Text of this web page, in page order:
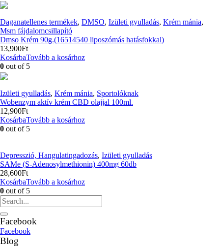
Daganatellenes termékek, DMSO, Izületi gyulladás, Krém mánia,
Msm fájdalomcsillapító
Dmso Krém 90g.(16514540 liposzómás hatásfokkal)
13,900Ft
KosárbaTovább a kosárhoz
0 out of 5
Izületi gyulladás, Krém mánia, Sportolóknak
Wobenzym aktív krém CBD olajjal 100ml.
12,900Ft
KosárbaTovább a kosárhoz
0 out of 5
Depresszió, Hangulatingadozás, Izületi gyulladás
SAMe (S-Adenosylmethionin) 400mg 60db
28,600Ft
KosárbaTovább a kosárhoz
0 out of 5
Facebook
Facebook
Blog